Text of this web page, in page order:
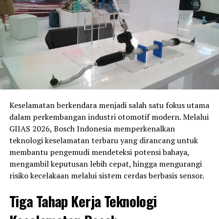
Pada kelasUB150, Indonesia diperkuat sejumlah nama
berpengalaman sepertiRendi Odding, Gupita Kresna
Wardhana, Fadli Rigani, hinggaAqshal Ilham
Safatulah. Sementara di kelasTVS Asia, terdapat
dan Fadhil Algasaniyang siap bersaing
memperebutkan podium.
Persaingan di kelasAsia Production 250 (AP250)juga
dipastikan berlangsung sengit. Indonesia menurunkan
11 pembalap
, termasuk Fahmi Basam, Galang Hendra
Pratama, Candra Hermawan
Irfan Ardiansyah
yang tampil melalui jalur wildcard usai tampil impresif
di Mandalika Racing Series 2026. Wakil tuan rumah NTB,
Aldiaz Aqsal Ismaya
, juga siap memanfaatkan
dukungan publik lokal.
berada di pundak Muhammad Faerozi,Wahyu
Nugroho
Herjun Atna Firdaus
Keselamatan berkendara menjadi salah satu fokus utama
dalam perkembangan industri otomotif modern. Melalui
GIIAS 2026, Bosch Indonesia memperkenalkan
teknologi keselamatan terbaru yang dirancang untuk
membantu pengemudi mendeteksi potensi bahaya,
mengambil keputusan lebih cepat, hingga mengurangi
risiko kecelakaan melalui sistem cerdas berbasis sensor.
Tiga Tahap Kerja Teknologi